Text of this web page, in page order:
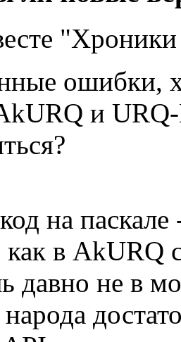
ошибки,
и
на
в AkURQ
давно не в
народа